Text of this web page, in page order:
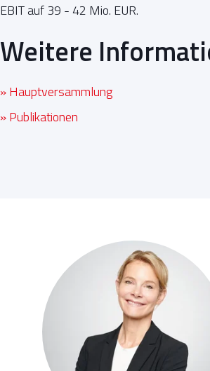
EBIT auf 39 - 42 Mio. EUR.
Weitere
» Hauptversammlung
» Publikationen